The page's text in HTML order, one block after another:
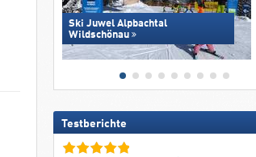
Ski Juwel Alpbachtal
Wildschönau
Testberichte